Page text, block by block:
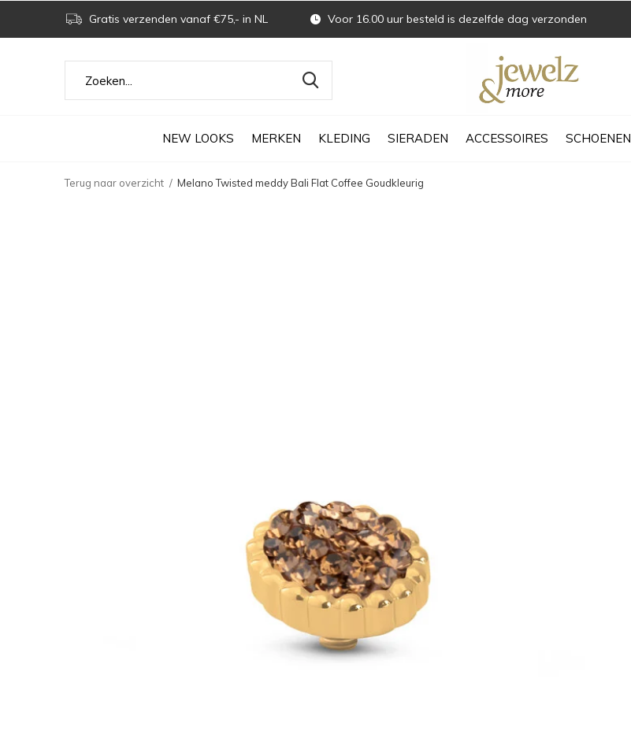
NEW LOOKS MERKEN KLEDING SIERADEN ACCESSOIRES SCHOENEN
Gratis verzenden vanaf €75,- in NL Voor 16.00 uur besteld is dezelfde dag verzonden
Terug naar overzicht Melano Twisted meddy Bali Flat Coffee Goudkleurig